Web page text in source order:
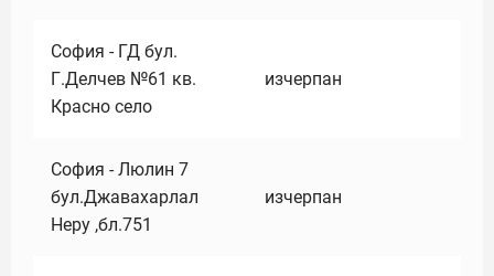
София - ГД бул.
Г.Делчев №61 кв.
Красно село
изчерпан
София - Люлин 7
бул.Джавахарлал
Неру ,бл.751
изчерпан